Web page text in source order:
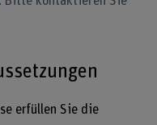
erfüllen Sie die